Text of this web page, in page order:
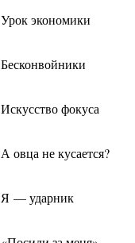
Урок экономики
Бесконвойники
Искусство фокуса
А овца не кусается?
Я — ударник